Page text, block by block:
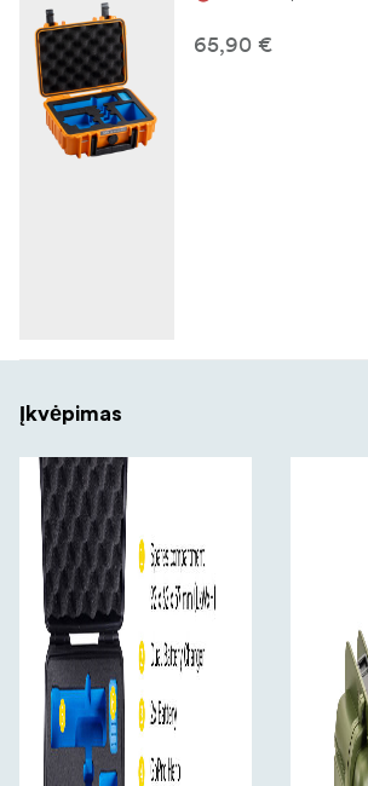
65,90 €
Įkvėpimas